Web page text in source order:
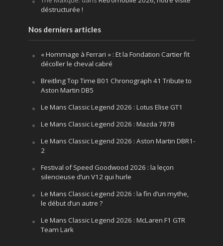
déstructurée !
Nos derniers articles
« Hommage à Ferrari » : Et la Fondation Cartier fit
décoller le cheval cabré
Breitling Top Time B01 Chronograph 41 Tribute to
Aston Martin DB5
Le Mans Classic Legend 2026 : Lotus Elise GT1
Le Mans Classic Legend 2026 : Mazda 787B
Le Mans Classic Legend 2026 : Aston Martin DBR1-
2
Festival of Speed Goodwood 2026 : la leçon
silencieuse d’un V12 qui hurle
Le Mans Classic Legend 2026 : la fin d’un mythe,
le début d’un autre ?
Le Mans Classic Legend 2026 : McLaren F1 GTR
Team Lark